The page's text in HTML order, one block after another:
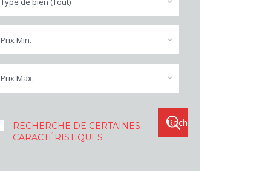
Prix Min.
Prix Max.
RECHERCHE DE CERTAINES
CARACTÉRISTIQUES